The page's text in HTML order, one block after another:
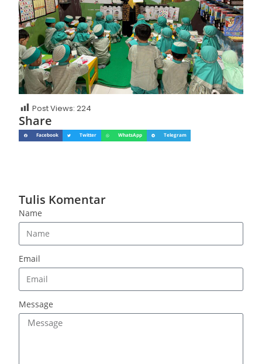
Post Views: 224
Share
Facebook Twitter WhatsApp Telegram
Tulis Komentar
Name
Email
Message